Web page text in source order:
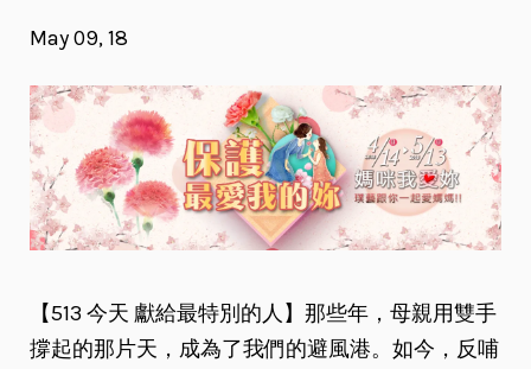
May 09, 18
【513 今天 獻給最特別的人】那些年，母親用雙手
撐起的那片天，成為了我們的避風港。如今，反哺